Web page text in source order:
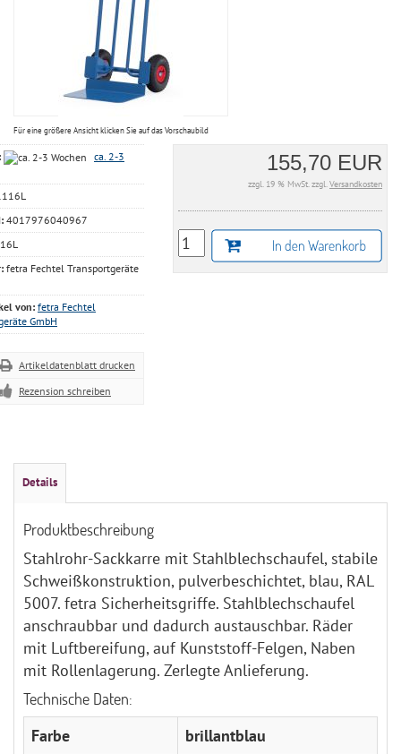
Für eine größere Ansicht klicken Sie auf das Vorschaubild
ca. 2-3
4017976040967
fetra Fechtel Transportgeräte
von: fetra Fechtel
GmbH
Artikeldatenblatt drucken
Rezension schreiben
155,70 EUR
zzgl. 19 % MwSt. zzgl.Versandkosten
Details
Produktbeschreibung
Stahlrohr-Sackkarre mit Stahlblechschaufel, stabile
Schweißkonstruktion, pulverbeschichtet, blau, RAL
5007. fetra Sicherheitsgriffe. Stahlblechschaufel
anschraubbar und dadurch austauschbar. Räder
mit Luftbereifung, auf Kunststoff-Felgen, Naben
mit Rollenlagerung. Zerlegte Anlieferung.
Technische Daten:
Farbe
brillantblau